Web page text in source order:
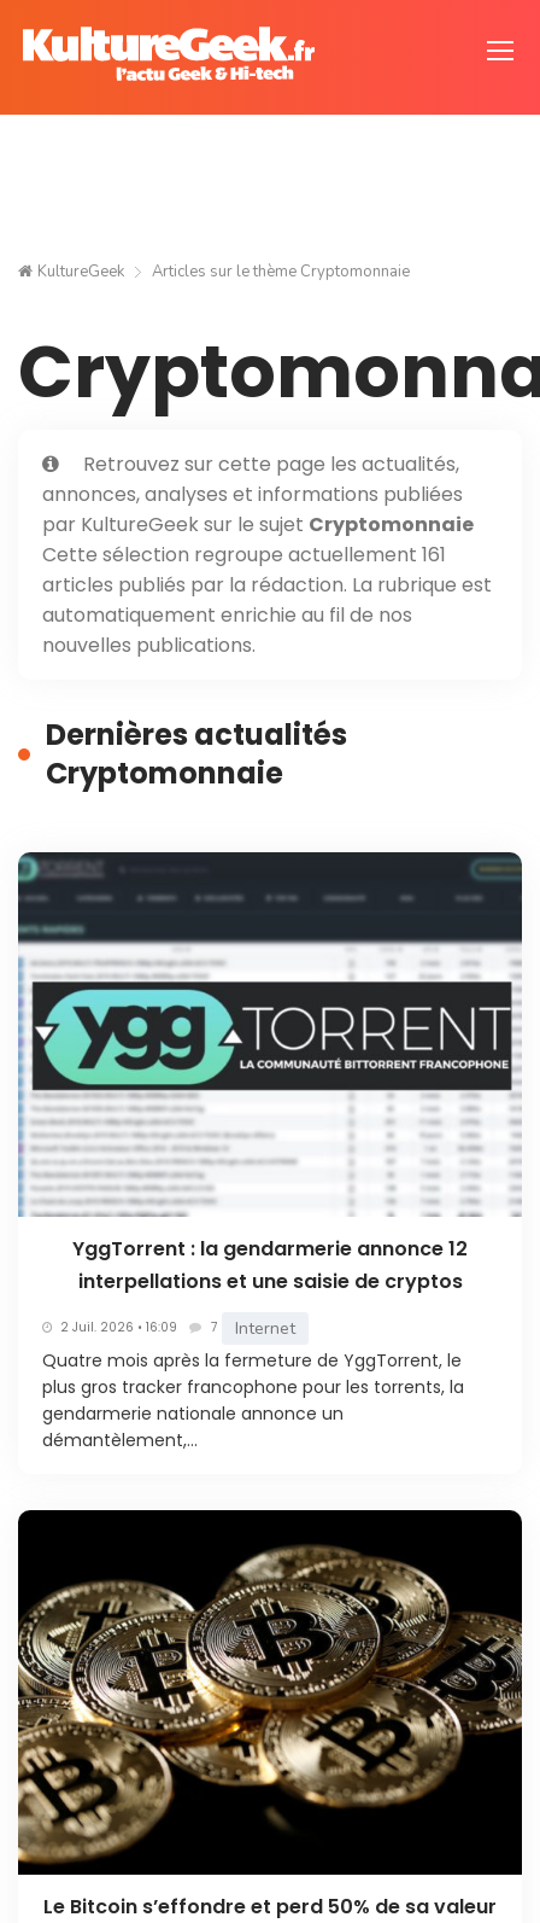
KultureGeek Articles sur le thème Cryptomonnaie
Retrouvez sur cette page les actualités,
annonces, analyses et informations publiées
par KultureGeek sur le sujet Cryptomonnaie
Cette sélection regroupe actuellement 161
articles publiés par la rédaction. La rubrique est
automatiquement enrichie au fil de nos
nouvelles publications.
Dernières actualités
Cryptomonnaie
YggTorrent : la gendarmerie annonce 12
interpellations et une saisie de cryptos
2 Juil. 2026 • 16:09 7 Internet
Quatre mois après la fermeture de YggTorrent, le
plus gros tracker francophone pour les torrents, la
gendarmerie nationale annonce un
démantèlement,...
Le Bitcoin s’effondre et perd 50% de sa valeur